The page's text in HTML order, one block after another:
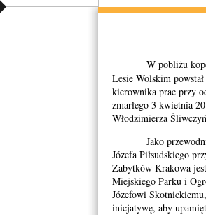
W pobliżu
Lesie Wolskim
kierownika prac przy
zmarłego 3 kwietnia
Włodzimierza
Jako
Józefa Piłsudskiego
Zabytków Krakowa
Miejskiego Parku i
Józefowi
inicjatywę, aby